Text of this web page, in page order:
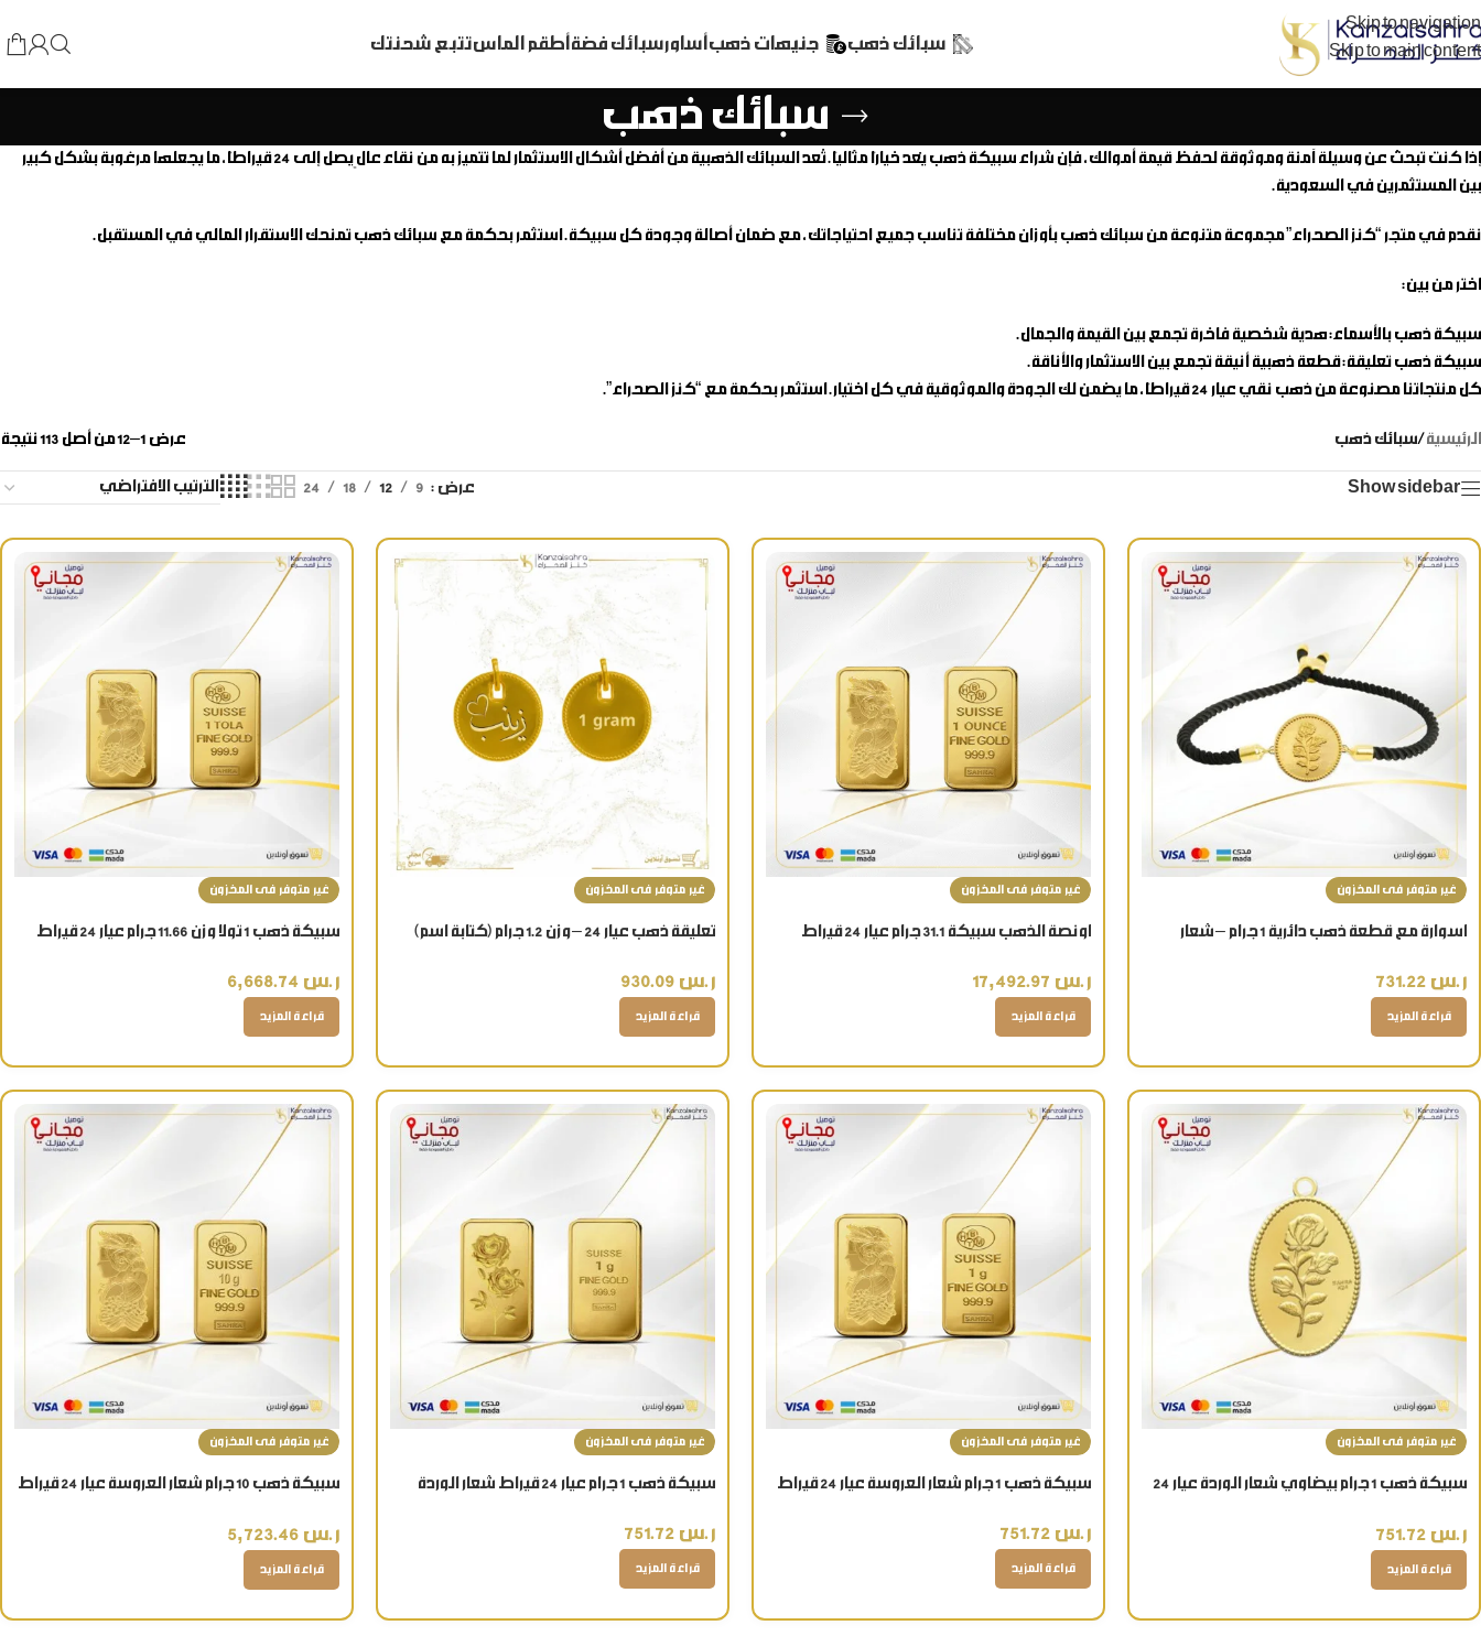
Skip to navigation
Skip to main content
سبائك ذهب جنيهات ذهب أساورسبائك فضة أطقم الماستتبع شحنتك
سبائك ذهب
إذا كنت تبحث عن وسيلة آمنة وموثوقة لحفظ قيمة أموالك، فإن شراء سبيكة ذهب
يُعد خيارًا مثاليًا. تُعد السبائك الذهبية من أفضل أشكال الاستثمار لما تتميز به من نقاء عالٍ يصل إلى 24 قيراطًا، ما يجعلها مرغوبة بشكل كبير
بين المستثمرين في السعودية.
نقدم في متجر “كنز الصحراء” مجموعة متنوعة من سبائك ذهب بأوزان مختلفة تناسب جميع احتياجاتك، مع ضمان أصالة وجودة كل سبيكة. استثمر بحكمة مع سبائك ذهب تمنحك الاستقرار المالي في المستقبل.
اختر من بين:
سبيكة ذهب بالأسماء: هدية شخصية فاخرة تجمع بين القيمة والجمال.
سبيكة ذهب تعليقة: قطعة ذهبية أنيقة تجمع بين الاستثمار والأناقة.
كل منتجاتنا مصنوعة من ذهب نقي عيار 24 قيراطًا، ما يضمن لك الجودة والموثوقية في كل اختيار. استثمر بحكمة مع “كنز الصحراء”.
الرئيسية /سبائك ذهب عرض 1–12 من أصل 113 نتيجة
Show sidebar عرض 9
12
18
24
غير متوفر فى المخزون
اسوارة مع قطعة ذهب دائرية 1 جرام – شعار
ر.س
قراءة المزيد
غير متوفر فى المخزون
اونصة الذهب سبيكة 31.1 جرام عيار 24 قيراط
ر.س
قراءة المزيد
غير متوفر فى المخزون
تعليقة ذهب عيار 24 – وزن 1.2 جرام (كتابة اسم)
ر.س
قراءة المزيد
غير متوفر فى المخزون
سبيكة ذهب 1 تولا وزن 11.66 جرام عيار 24 قيراط
ر.س
قراءة المزيد
غير متوفر فى المخزون
سبيكة ذهب 1 جرام بيضاوي شعار الوردة عيار 24
ر.س
قراءة المزيد
غير متوفر فى المخزون
سبيكة ذهب 1 جرام شعار العروسة عيار 24 قيراط
ر.س
قراءة المزيد
غير متوفر فى المخزون
سبيكة ذهب 1 جرام عيار 24 قيراط شعار الوردة
ر.س
قراءة المزيد
غير متوفر فى المخزون
سبيكة ذهب 10 جرام شعار العروسة عيار 24 قيراط
ر.س
قراءة المزيد